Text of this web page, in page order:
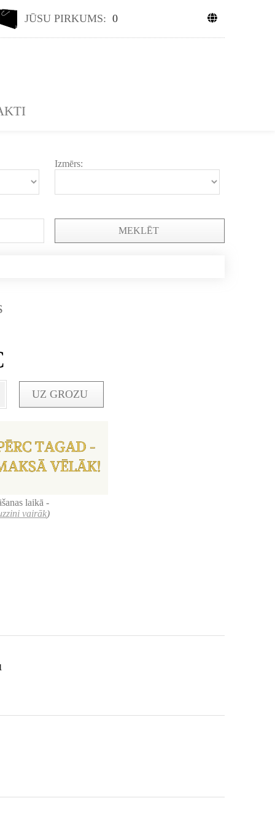
JŪSU PIRKUMS: 0
Izmērs:
MEKLĒT
UZ GROZU
laikā -
vairāk)